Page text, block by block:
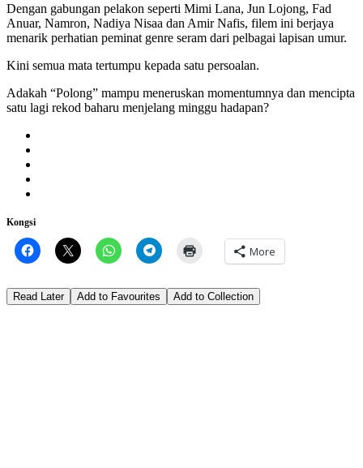
Dengan gabungan pelakon seperti Mimi Lana, Jun Lojong, Fad
Anuar, Namron, Nadiya Nisaa dan Amir Nafis, filem ini berjaya
menarik perhatian peminat genre seram dari pelbagai lapisan umur.
Kini semua mata tertumpu kepada satu persoalan.
Adakah “Polong” mampu meneruskan momentumnya dan mencipta
satu lagi rekod baharu menjelang minggu hadapan?
Kongsi
More
Read Later Add to Favourites Add to Collection